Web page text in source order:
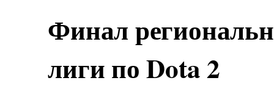
Финал
лиги по Dota 2